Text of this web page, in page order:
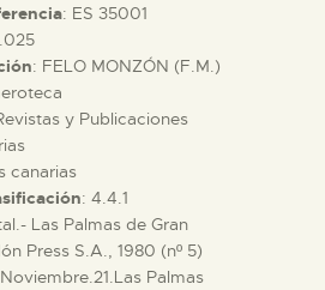
: ES 35001
: FELO MONZÓN (F.M.)
y Publicaciones
canarias
: 4.4.1
Las Palmas de Gran
Press S.A., 1980 (nº 5)
Palmas